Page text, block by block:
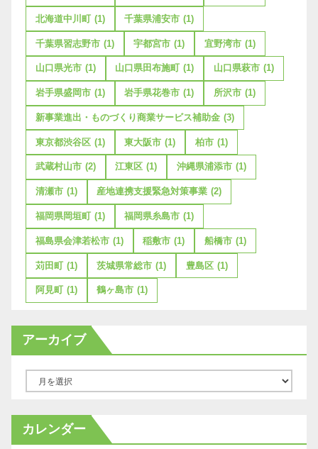
北海道中川町 (1) 千葉県浦安市 (1)
千葉県習志野市 (1) 宇都宮市 (1) 宜野湾市 (1)
山口県光市 (1) 山口県田布施町 (1) 山口県萩市 (1)
岩手県盛岡市 (1) 岩手県花巻市 (1) 所沢市 (1)
新事業進出・ものづくり商業サービス補助金 (3)
東京都渋谷区 (1) 東大阪市 (1) 柏市 (1)
武蔵村山市 (2) 江東区 (1) 沖縄県浦添市 (1)
清瀬市 (1) 産地連携支援緊急対策事業 (2)
福岡県岡垣町 (1) 福岡県糸島市 (1)
福島県会津若松市 (1) 稲敷市 (1) 船橋市 (1)
苅田町 (1) 茨城県常総市 (1) 豊島区 (1)
阿見町 (1) 鶴ヶ島市 (1)
アーカイブ
カ
イ
カレンダー